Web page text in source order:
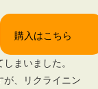
まいました。
が、リクライニン
購入はこちら